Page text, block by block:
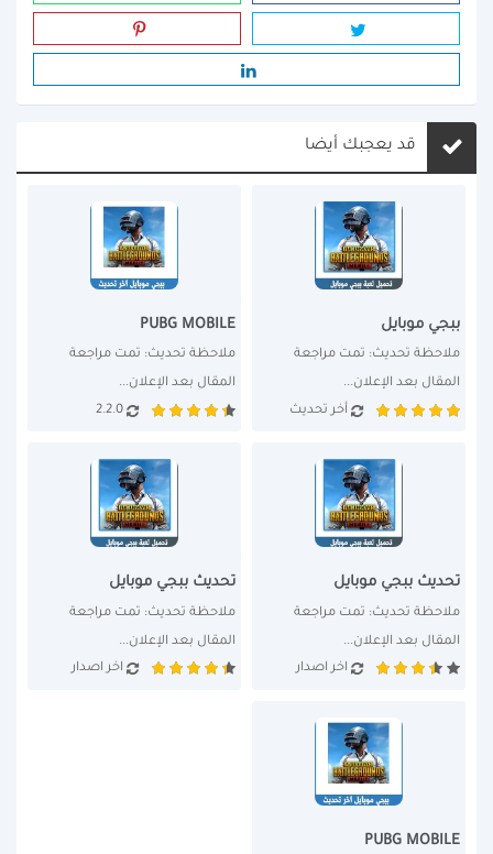
قد يعجبك أيضا
ببجي موبايل
المقال بعد الإعلان...
أخر تحديث
PUBG MOBILE
المقال بعد الإعلان...
2.2.0
تحديث ببجي موبايل
المقال بعد الإعلان...
اخر اصدار
تحديث ببجي موبايل
المقال بعد الإعلان...
اخر اصدار
PUBG MOBILE